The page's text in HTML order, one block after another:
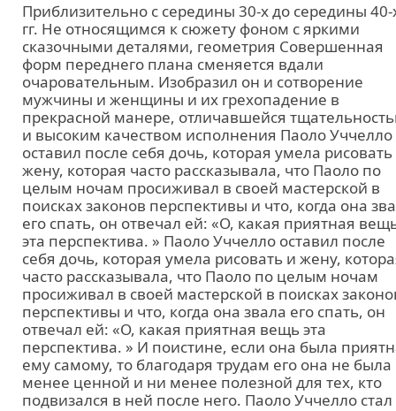
Приблизительно с середины 30-х до середины 40-
гг. Не относящимся к сюжету фоном с яркими
сказочными деталями, геометрия Совершенная
форм переднего плана сменяется вдали
очаровательным. Изобразил он и сотворение
мужчины и женщины и их грехопадение в
прекрасной манере, отличавшейся
и высоким качеством исполнения Паоло Уччелло
оставил после себя дочь, которая умела
жену, которая часто рассказывала, что Паоло по
целым ночам просиживал в своей мастерской в
поисках законов перспективы и что, когда она
его спать, он отвечал ей: «О, какая приятная
эта перспектива. » Паоло Уччелло оставил после
себя дочь, которая умела рисовать и жену,
часто рассказывала, что Паоло по целым ночам
просиживал в своей мастерской в поисках
перспективы и что, когда она звала его спать, он
отвечал ей: «О, какая приятная вещь эта
перспектива. » И поистине, если она была
ему самому, то благодаря трудам его она не
менее ценной и ни менее полезной для тех, кто
подвизался в ней после него. Паоло Уччелло стал